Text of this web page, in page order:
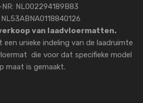
NR: NL002294189B83
NL53ABNA0118840126
van laadvloermatten.
unieke indeling van de laadruimte
die voor dat specifieke model
maat is gemaakt.